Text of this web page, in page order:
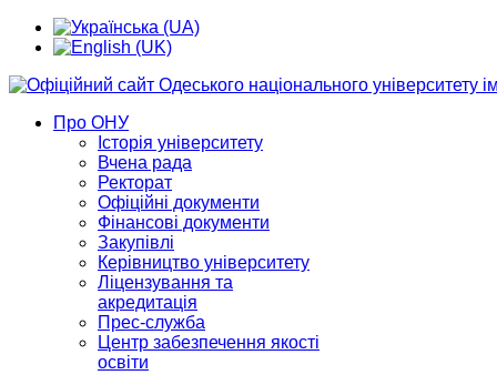
Про ОНУ
Історія університету
Вчена рада
Ректорат
Офіційні документи
Фінансові документи
Закупівлі
Керівництво університету
Ліцензування та
акредитація
Прес-служба
Центр забезпечення якості
освіти